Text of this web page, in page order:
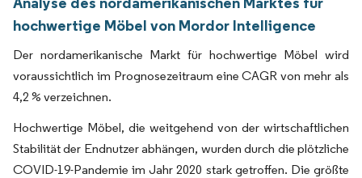
hochwertige Möbel von Mordor Intelligence
Der nordamerikanische Markt für hochwertige Möbel wird
voraussichtlich im Prognosezeitraum eine CAGR von mehr als
4,2 % verzeichnen.
Hochwertige Möbel, die weitgehend von der wirtschaftlichen
Stabilität der Endnutzer abhängen, wurden durch die plötzliche
COVID-19-Pandemie im Jahr 2020 stark getroffen. Die größte